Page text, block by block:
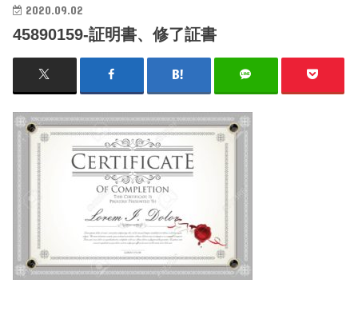
2020.09.02
45890159-証明書、修了証書